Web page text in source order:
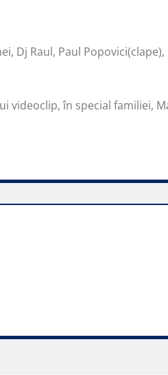
Dj Raul, Paul
în special familiei,